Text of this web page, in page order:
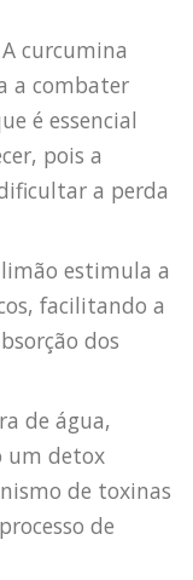
curcumina
a combater
é essencial
pois a
a perda
limão estimula a
facilitando a
dos
de água,
um detox
de toxinas
de